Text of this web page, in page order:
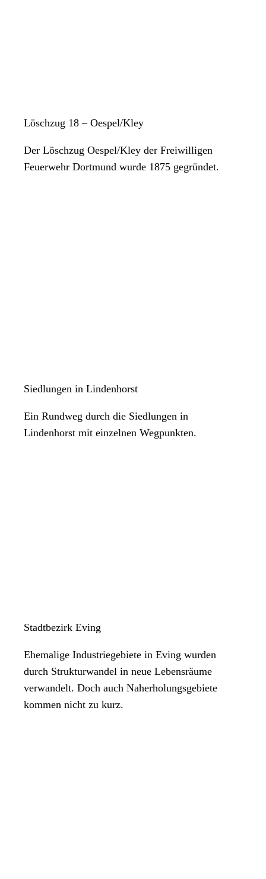
Löschzug 18 – Oespel/Kley
Der Löschzug Oespel/Kley der Freiwilligen
Feuerwehr Dortmund wurde 1875 gegründet.
Siedlungen in Lindenhorst
Ein Rundweg durch die Siedlungen in
Lindenhorst mit einzelnen Wegpunkten.
Stadtbezirk Eving
Ehemalige Industriegebiete in Eving wurden
durch Strukturwandel in neue Lebensräume
verwandelt. Doch auch Naherholungsgebiete
kommen nicht zu kurz.